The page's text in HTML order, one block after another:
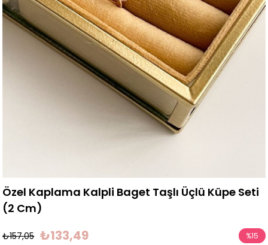
Özel Kaplama Kalpli Baget Taşlı Üçlü Küpe Seti
(2 Cm)
₺157,05 ₺133,49 %15